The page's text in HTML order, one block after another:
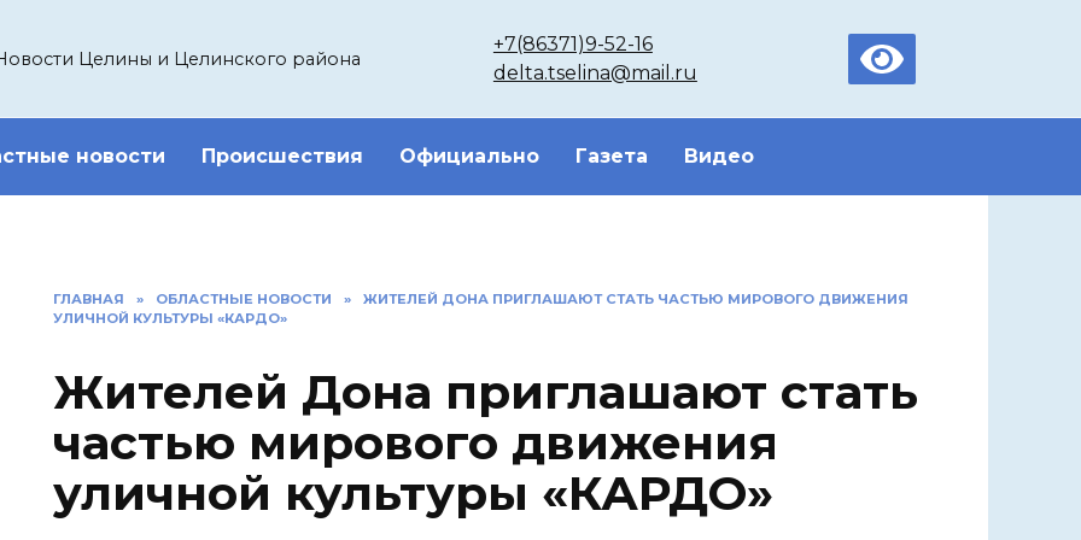
Целины и Целинского района
+7(86371)9-52-16
delta.tselina@mail.ru
новости Происшествия Официально Газета Видео
ГЛАВНАЯ » ОБЛАСТНЫЕ НОВОСТИ »
ЖИТЕЛЕЙ ДОНА ПРИГЛАШАЮТ СТАТЬ ЧАСТЬЮ МИРОВОГО ДВИЖЕНИЯ
УЛИЧНОЙ КУЛЬТУРЫ «КАРДО»
Жителей Дона приглашают стать
частью мирового движения
уличной культуры «КАРДО»